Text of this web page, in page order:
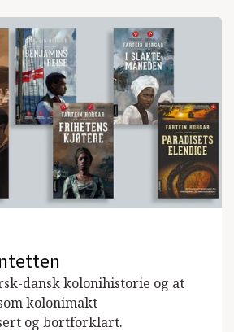
dansk kolonihistorie og at
kolonimakt
og bortforklart.